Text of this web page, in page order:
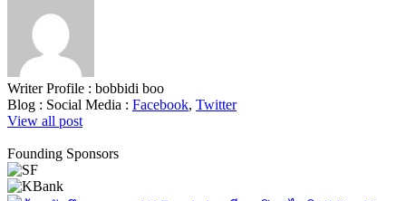
Writer Profile : bobbidi boo
Blog : Social Media : Facebook, Twitter
View all post
Founding Sponsors